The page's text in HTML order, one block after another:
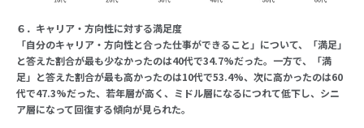
６．キャリア・方向性に対する満足度
「自分のキャリア・方向性と合った仕事ができること」について、「満足」
と答えた割合が最も少なかったのは40代で34.7%だった。一方で、「満
足」と答えた割合が最も高かったのは10代で53.4%、次に高かったのは60
代で47.3%だった、若年層が高く、ミドル層になるにつれて低下し、シニ
ア層になって回復する傾向が見られた。